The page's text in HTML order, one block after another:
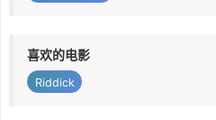
喜欢的电影
Riddick